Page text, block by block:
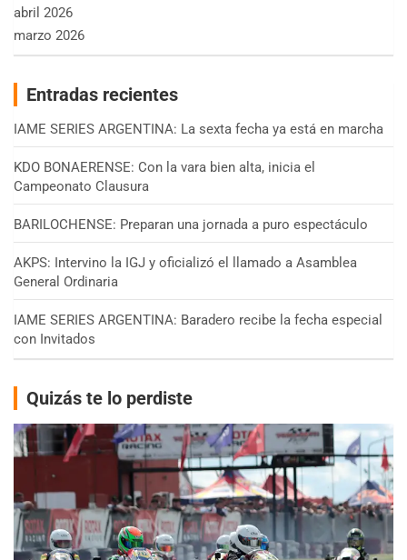
abril 2026
marzo 2026
Entradas recientes
IAME SERIES ARGENTINA: La sexta fecha ya está en marcha
KDO BONAERENSE: Con la vara bien alta, inicia el
Campeonato Clausura
BARILOCHENSE: Preparan una jornada a puro espectáculo
AKPS: Intervino la IGJ y oficializó el llamado a Asamblea
General Ordinaria
IAME SERIES ARGENTINA: Baradero recibe la fecha especial
con Invitados
Quizás te lo perdiste